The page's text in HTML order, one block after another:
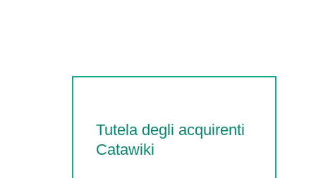
Tutela degli acquirenti
Catawiki